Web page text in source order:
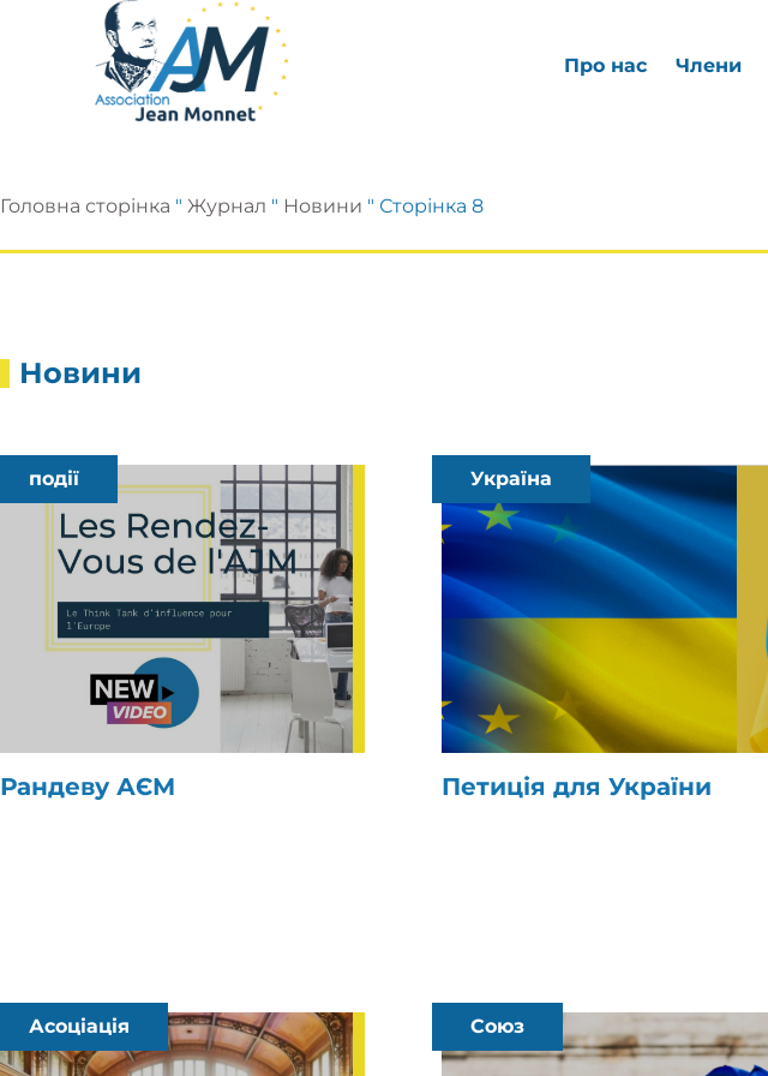
Про нас Члени
Головна сторінка " Журнал " Новини " Сторінка 8
Новини
події
Рандеву АЄМ
Україна
Петиція для України
Асоціація Союз